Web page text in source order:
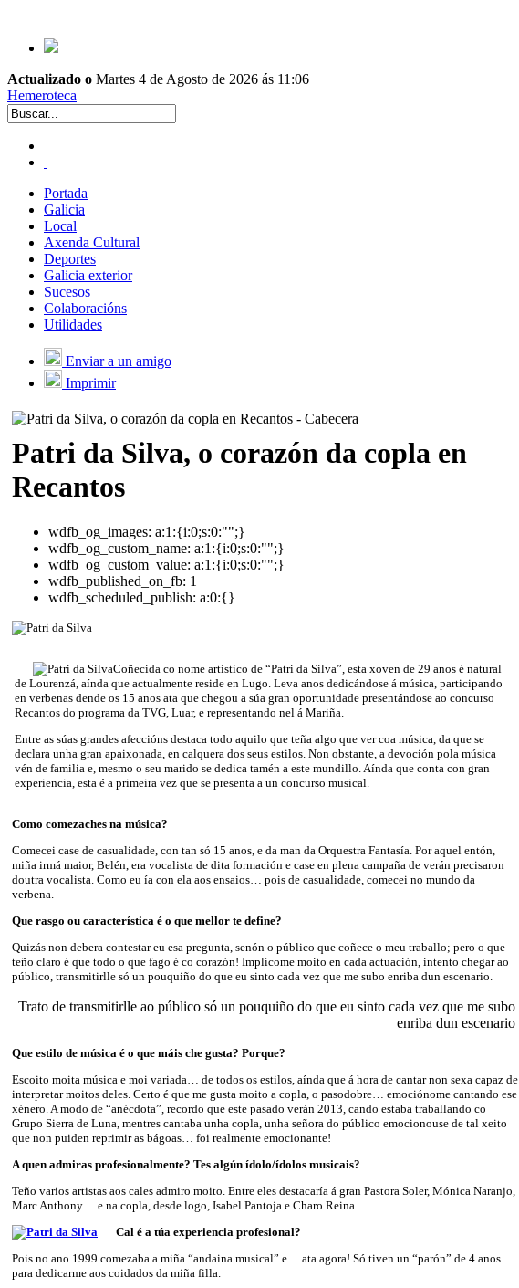
Actualizado o Martes 4 de Agosto de 2026 ás 11:06
Hemeroteca
Portada
Galicia
Local
Axenda Cultural
Deportes
Galicia exterior
Sucesos
Colaboracións
Utilidades
Enviar a un amigo
Imprimir
Patri da Silva, o corazón da copla en
Recantos
wdfb_og_images: a:1:{i:0;s:0:"";}
wdfb_og_custom_name: a:1:{i:0;s:0:"";}
wdfb_og_custom_value: a:1:{i:0;s:0:"";}
wdfb_published_on_fb: 1
wdfb_scheduled_publish: a:0:{}
Coñecida co nome artístico de “Patri da Silva”, esta xoven de 29 anos é natural
de Lourenzá, aínda que actualmente reside en Lugo. Leva anos dedicándose á música, participando
en verbenas dende os 15 anos ata que chegou a súa gran oportunidade presentándose ao concurso
Recantos do programa da TVG, Luar, e representando nel á Mariña.
Entre as súas grandes afeccións destaca todo aquilo que teña algo que ver coa música, da que se
declara unha gran apaixonada, en calquera dos seus estilos. Non obstante, a devoción pola música
vén de familia e, mesmo o seu marido se dedica tamén a este mundillo. Aínda que conta con gran
experiencia, esta é a primeira vez que se presenta a un concurso musical.
Como comezaches na música?
Comecei case de casualidade, con tan só 15 anos, e da man da Orquestra Fantasía. Por aquel entón,
miña irmá maior, Belén, era vocalista de dita formación e case en plena campaña de verán precisaron
doutra vocalista. Como eu ía con ela aos ensaios… pois de casualidade, comecei no mundo da
verbena.
Que rasgo ou característica é o que mellor te define?
Quizás non debera contestar eu esa pregunta, senón o público que coñece o meu traballo; pero o que
teño claro é que todo o que fago é co corazón! Implícome moito en cada actuación, intento chegar ao
público, transmitirlle só un pouquiño do que eu sinto cada vez que me subo enriba dun escenario.
Trato de transmitirlle ao público só un pouquiño do que eu sinto cada vez que me subo
enriba dun escenario
Que estilo de música é o que máis che gusta? Porque?
Escoito moita música e moi variada… de todos os estilos, aínda que á hora de cantar non sexa capaz de
interpretar moitos deles. Certo é que me gusta moito a copla, o pasodobre… emociónome cantando ese
xénero. A modo de “anécdota”, recordo que este pasado verán 2013, cando estaba traballando co
Grupo Sierra de Luna, mentres cantaba unha copla, unha señora do público emocionouse de tal xeito
que non puiden reprimir as bágoas… foi realmente emocionante!
A quen admiras profesionalmente? Tes algún ídolo/ídolos musicais?
Teño varios artistas aos cales admiro moito. Entre eles destacaría á gran Pastora Soler, Mónica Naranjo,
Marc Anthony… e na copla, desde logo, Isabel Pantoja e Charo Reina.
Cal é a túa experiencia profesional?
Pois no ano 1999 comezaba a miña “andaina musical” e… ata agora! Só tiven un “parón” de 4 anos
para dedicarme aos coidados da miña filla.